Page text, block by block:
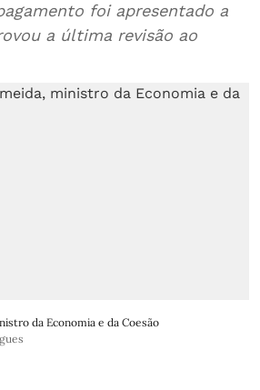
foi apresentado a
a última revisão ao
da Economia e da Coesão